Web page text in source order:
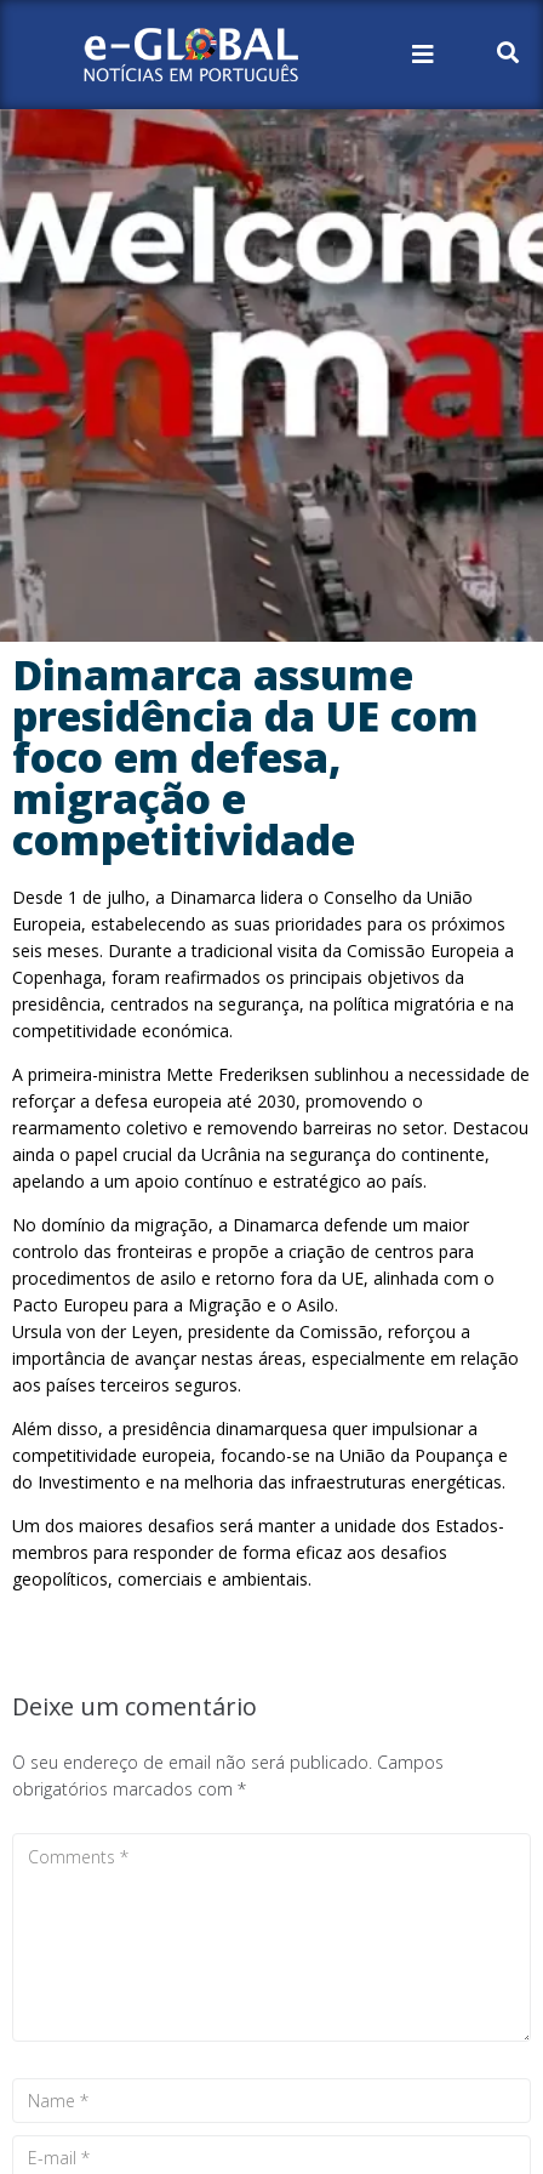
Dinamarca assume
presidência da UE com
foco em defesa,
migração e
competitividade
Desde 1 de julho, a Dinamarca lidera o Conselho da União
Europeia, estabelecendo as suas prioridades para os próximos
seis meses. Durante a tradicional visita da Comissão Europeia a
Copenhaga, foram reafirmados os principais objetivos da
presidência, centrados na segurança, na política migratória e na
competitividade económica.
A primeira-ministra Mette Frederiksen sublinhou a necessidade de
reforçar a defesa europeia até 2030, promovendo o
rearmamento coletivo e removendo barreiras no setor. Destacou
ainda o papel crucial da Ucrânia na segurança do continente,
apelando a um apoio contínuo e estratégico ao país.
No domínio da migração, a Dinamarca defende um maior
controlo das fronteiras e propõe a criação de centros para
procedimentos de asilo e retorno fora da UE, alinhada com o
Pacto Europeu para a Migração e o Asilo.
Ursula von der Leyen, presidente da Comissão, reforçou a
importância de avançar nestas áreas, especialmente em relação
aos países terceiros seguros.
Além disso, a presidência dinamarquesa quer impulsionar a
competitividade europeia, focando-se na União da Poupança e
do Investimento e na melhoria das infraestruturas energéticas.
Um dos maiores desafios será manter a unidade dos Estados-
membros para responder de forma eficaz aos desafios
geopolíticos, comerciais e ambientais.
Deixe um comentário
O seu endereço de email não será publicado. Campos
obrigatórios marcados com *